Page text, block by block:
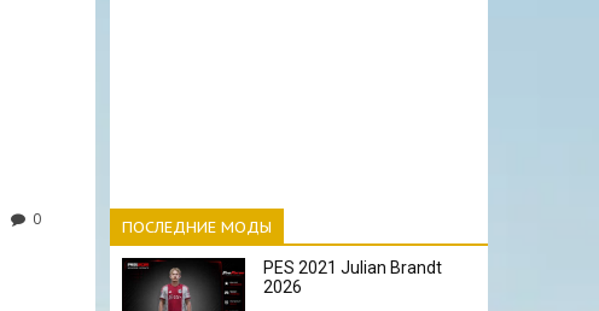
0 ПОСЛЕДНИЕ МОДЫ
PES 2021 Julian Brandt
2026